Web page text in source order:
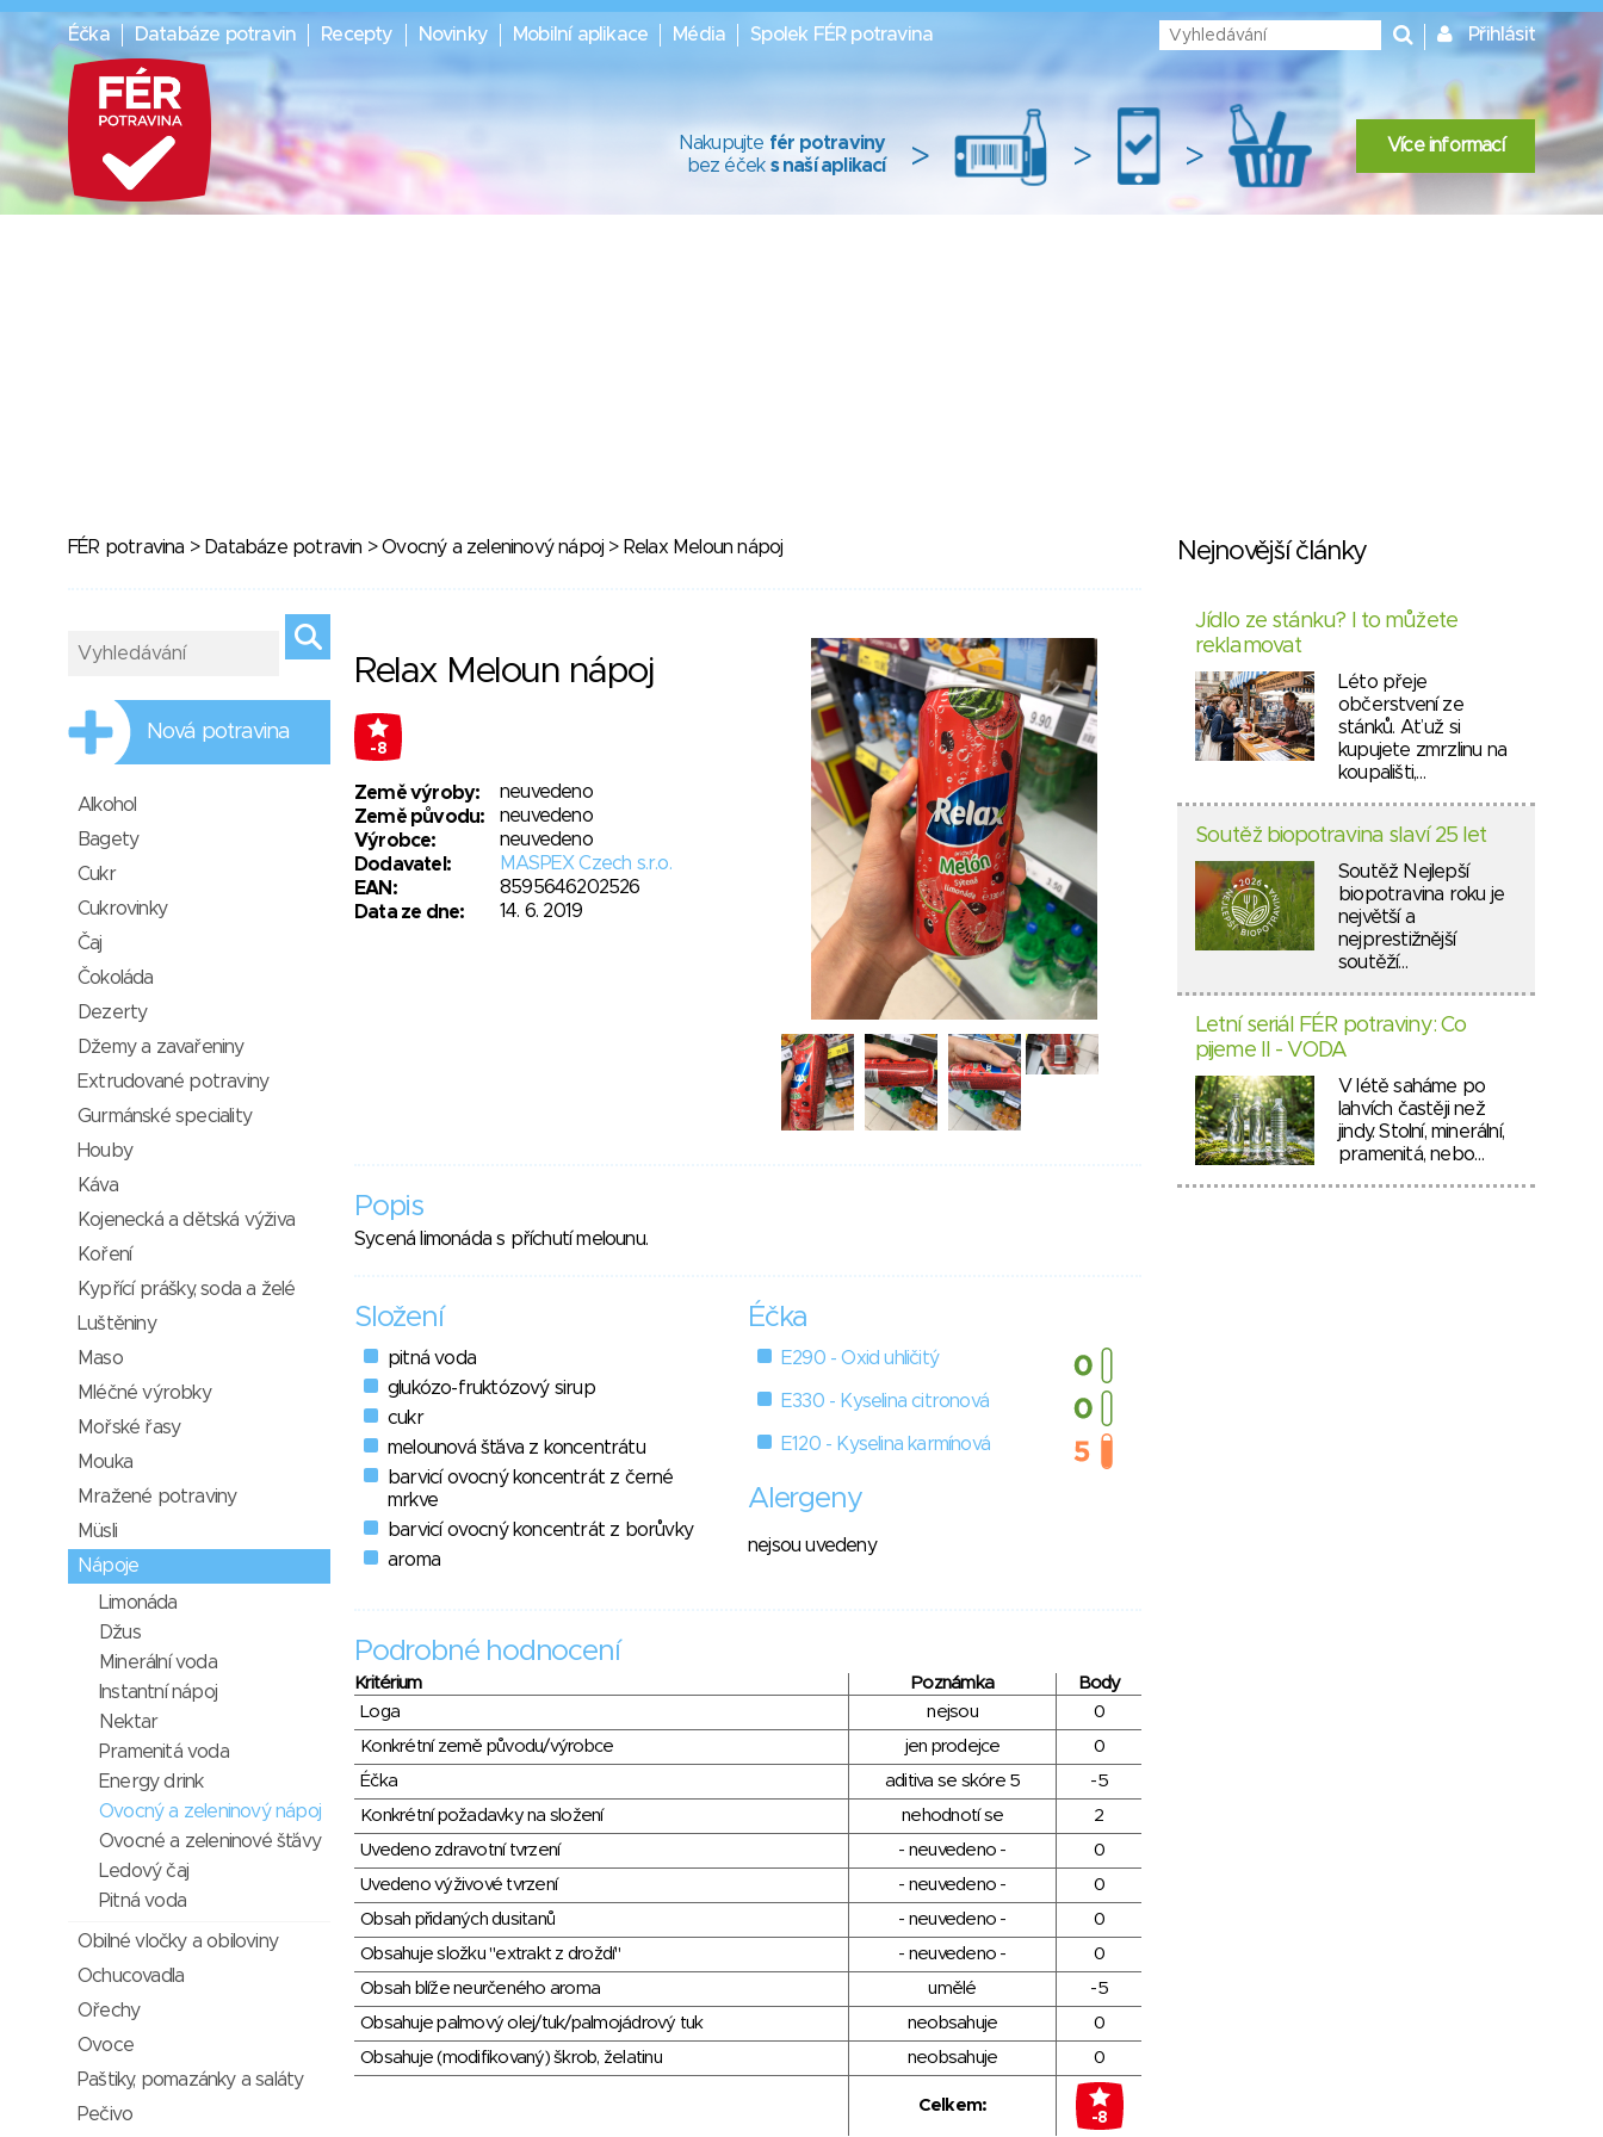
Éčka Databáze potravin Recepty Novinky Mobilní aplikace Média Spolek FÉR potravina Přihlásit
Nakupujte fér potraviny
bez éček s naší aplikací > > > Více informací
FÉR potravina > Databáze potravin >Ovocný a zeleninový nápoj > Relax Meloun nápoj
Relax Meloun nápoj
-8
Země výroby:
neuvedeno
Země původu:
neuvedeno
Výrobce:
neuvedeno
Dodavatel:
MASPEX Czech s.r.o.
EAN:
8595646202526
Data ze dne:
14. 6. 2019
Popis
Sycená limonáda s příchutí melounu.
Složení
pitná voda
glukózo-fruktózový sirup
cukr
melounová šťáva z koncentrátu
barvicí ovocný koncentrát z černé
mrkve
barvicí ovocný koncentrát z borůvky
aroma
Éčka
E290 - Oxid uhličitý
E330 - Kyselina citronová
E120 - Kyselina karmínová
Alergeny
nejsou uvedeny
Podrobné hodnocení
Kritérium Poznámka
Body
Loga
nejsou
0
Konkrétní země původu/výrobce
jen prodejce
0
Éčka
aditiva se skóre 5
-5
Konkrétní požadavky na složení
nehodnotí se
2
Uvedeno zdravotní tvrzení
- neuvedeno -
0
Uvedeno výživové tvrzení
- neuvedeno -
0
Obsah přidaných dusitanů
- neuvedeno -
0
Obsahuje složku "extrakt z droždí"
- neuvedeno -
0
Obsah blíže neurčeného aroma
umělé
-5
Obsahuje palmový olej/tuk/palmojádrový tuk
neobsahuje
0
Obsahuje (modifikovaný) škrob, želatinu
neobsahuje 0
Celkem:
-8
Nová potravina
Alkohol
Bagety
Cukr
Cukrovinky
Čaj
Čokoláda
Dezerty
Džemy a zavařeniny
Extrudované potraviny
Gurmánské speciality
Houby
Káva
Kojenecká a dětská výživa
Koření
Kypřící prášky, soda a želé
Luštěniny
Maso
Mléčné výrobky
Mořské řasy
Mouka
Mražené potraviny
Müsli
Nápoje
Limonáda
Džus
Minerální voda
Instantní nápoj
Nektar
Pramenitá voda
Energy drink
Ovocný a zeleninový nápoj
Ovocné a zeleninové šťávy
Ledový čaj
Pitná voda
Obilné vločky a obiloviny
Ochucovadla
Ořechy
Ovoce
Paštiky, pomazánky a saláty
Pečivo
Nejnovější články
Jídlo ze stánku? I to můžete
reklamovat
Léto přeje
občerstvení ze
stánků. Ať už si
kupujete zmrzlinu na
koupališti,…
Soutěž biopotravina slaví 25 let
Soutěž Nejlepší
biopotravina roku je
největší a
nejprestižnější
soutěží…
Letní seriál FÉR potraviny: Co
pijeme II - VODA
V létě saháme po
lahvích častěji než
jindy. Stolní, minerální,
pramenitá, nebo…